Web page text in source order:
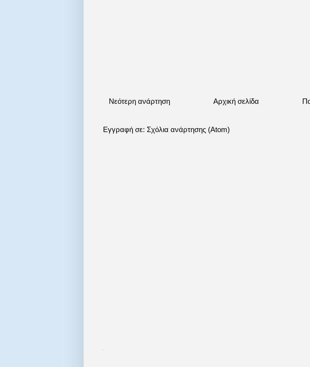
Νεότερη ανάρτηση Αρχική σελίδα
Εγγραφή σε: Σχόλια ανάρτησης (Atom)